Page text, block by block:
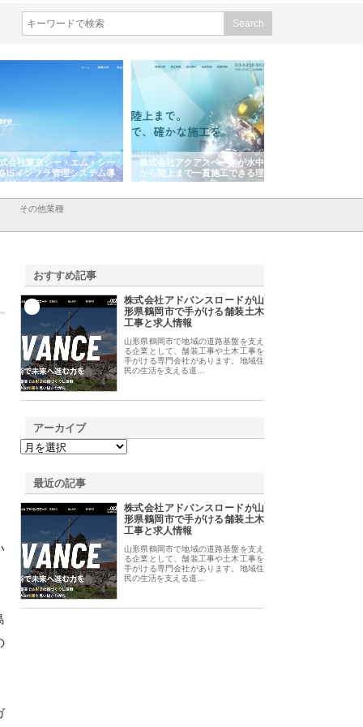
社東京シー・エム・シー
インフラ管理システム導
ット
株式会社アクアスペースが水中
から陸上まで一貫施工できる理
由
その他業種
おすすめ記事
株式会社アドバンスロードが山
形県鶴岡市で手がける舗装土木
工事と求人情報
山形県鶴岡市で地域の道路基盤を支え
る企業として、舗装工事や土木工事を
手がける専門会社があります。地域住
民の生活を支える道…
アーカイブ
最近の記事
株式会社アドバンスロードが山
形県鶴岡市で手がける舗装土木
工事と求人情報
山形県鶴岡市で地域の道路基盤を支え
る企業として、舗装工事や土木工事を
手がける専門会社があります。地域住
民の生活を支える道…